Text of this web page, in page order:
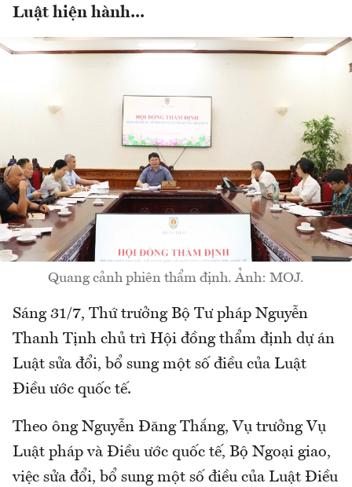
Luật hiện hành...
Quang cảnh phiên thẩm định. Ảnh: MOJ.
Sáng 31/7, Thứ trưởng Bộ Tư pháp Nguyễn
Thanh Tịnh chủ trì Hội đồng thẩm định dự án
Luật sửa đổi, bổ sung một số điều của Luật
Điều ước quốc tế.
Theo ông Nguyễn Đăng Thắng, Vụ trưởng Vụ
Luật pháp và Điều ước quốc tế, Bộ Ngoại giao,
việc sửa đổi, bổ sung một số điều của Luật Điều